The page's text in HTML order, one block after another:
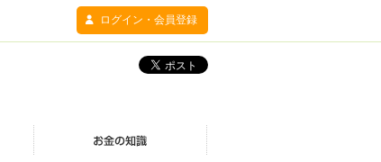
ログイン・会員登録